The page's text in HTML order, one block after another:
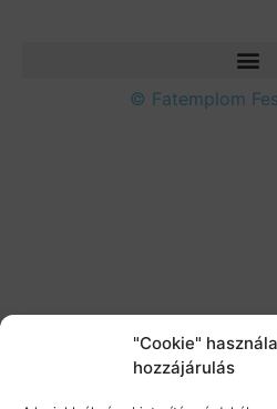
"Cookie"
hozzájárulás
© Fatemplom